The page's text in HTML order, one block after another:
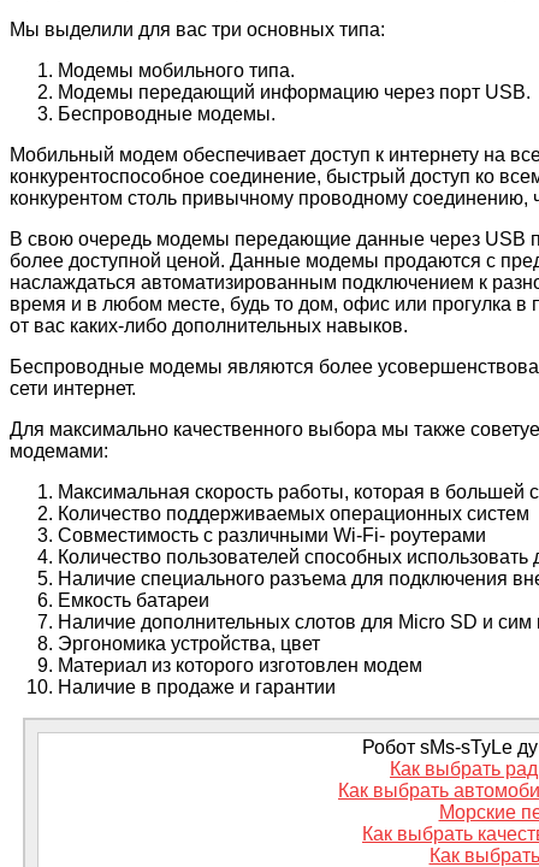
Мы выделили для вас три основных типа:
Модемы мобильного типа.
Модемы передающий информацию через порт USB.
Беспроводные модемы.
Мобильный модем обеспечивает доступ к интернету на
конкурентоспособное соединение, быстрый доступ ко
конкурентом столь привычному проводному соединению,
В свою очередь модемы передающие данные через USB
более доступной ценой. Данные модемы продаются с
наслаждаться автоматизированным подключением к
время и в любом месте, будь то дом, офис или прогулка в
от вас каких-либо дополнительных навыков.
Беспроводные модемы являются более
сети интернет.
Для максимально качественного выбора мы также
модемами:
Максимальная скорость работы, которая в большей
Количество поддерживаемых операционных систем
Совместимость с различными Wi-Fi- роутерами
Количество пользователей способных
Наличие специального разъема для подключения
Емкость батареи
Наличие дополнительных слотов для Micro SD и сим
Эргономика устройства, цвет
Материал из которого изготовлен модем
Наличие в продаже и гарантии
Робот sMs-sTyLe
Как выбрать
Как выбрать
Морские
Как выбрать
Как